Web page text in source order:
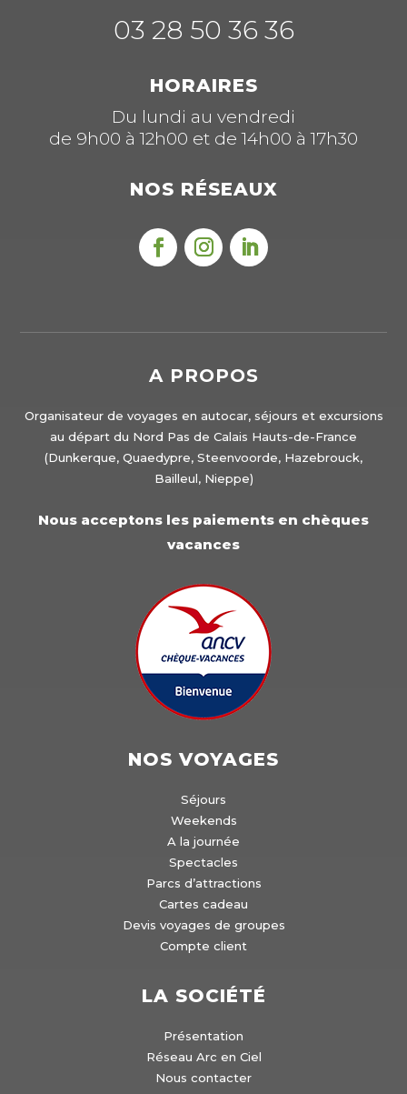
03 28 50 36 36
HORAIRES
Du lundi au vendredi
de 9h00 à 12h00 et de 14h00 à 17h30
NOS RÉSEAUX
A PROPOS
Organisateur de voyages en autocar, séjours et excursions
au départ du Nord Pas de Calais Hauts-de-France
(Dunkerque, Quaedypre, Steenvoorde, Hazebrouck,
Bailleul, Nieppe)
Nous acceptons les paiements en chèques
vacances
NOS VOYAGES
Séjours
Weekends
A la journée
Spectacles
Parcs d’attractions
Cartes cadeau
Devis voyages de groupes
Compte client
LA SOCIÉTÉ
Présentation
Réseau Arc en Ciel
Nous contacter